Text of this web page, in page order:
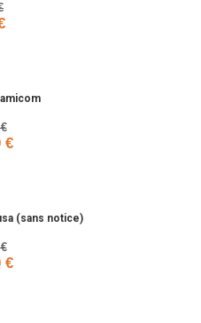
€
(sans notice)
€